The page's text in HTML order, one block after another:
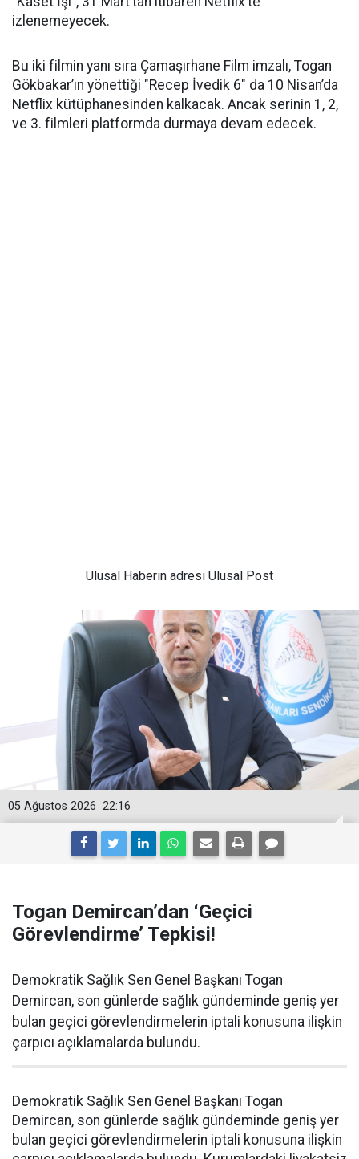
izlenemeyecek.
Bu iki filmin yanı sıra Çamaşırhane Film imzalı, Togan
Gökbakar’ın yönettiği "Recep İvedik 6" da 10 Nisan’da
Netflix kütüphanesinden kalkacak. Ancak serinin 1, 2,
ve 3. filmleri platformda durmaya devam edecek.
Ulusal Haberin adresi Ulusal Post
22:16
05 Ağustos 2026
Togan Demircan’dan ‘Geçici
Görevlendirme’ Tepkisi!
Demokratik Sağlık Sen Genel Başkanı Togan
Demircan, son günlerde sağlık gündeminde geniş yer
bulan geçici görevlendirmelerin iptali konusuna ilişkin
çarpıcı açıklamalarda bulundu.
Demokratik Sağlık Sen Genel Başkanı Togan
Demircan, son günlerde sağlık gündeminde geniş yer
bulan geçici görevlendirmelerin iptali konusuna ilişkin